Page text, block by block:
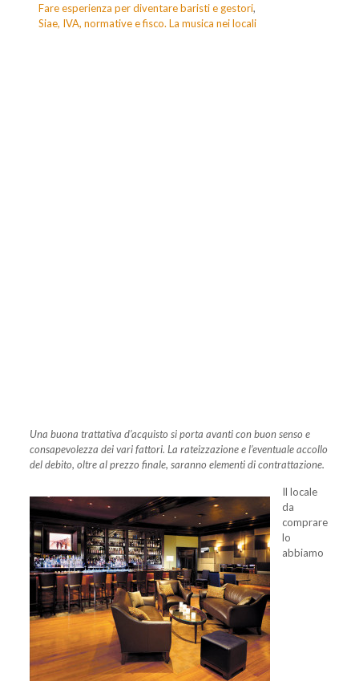
Fare esperienza per diventare baristi e gestori
Siae, IVA, normative e fisco. La musica nei locali
Una buona trattativa d’acquisto si porta avanti con buon senso e
consapevolezza dei vari fattori. La rateizzazione e l’eventuale accollo
del debito, oltre al prezzo finale, saranno elementi di contrattazione.
Il locale
da
comprare
lo
abbiamo